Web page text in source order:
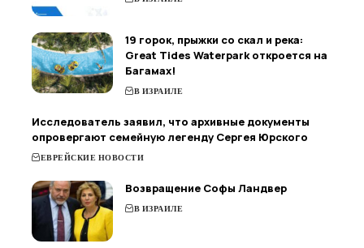
19 горок, прыжки со скал и река:
Great Tides Waterpark откроется на
Багамах!
В ИЗРАИЛЕ
Исследователь заявил, что архивные документы
опровергают семейную легенду Сергея Юрского
ЕВРЕЙСКИЕ НОВОСТИ
Возвращение Софы Ландвер
В ИЗРАИЛЕ